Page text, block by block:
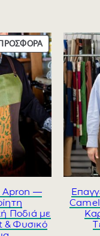
Π
Ρ
Ο
Ϊ
Ό
Ν
Ε
Π
Ρ
Ο
Σ
Ρ
Ά
Apron —
Ποδιά με
& Φυσικό